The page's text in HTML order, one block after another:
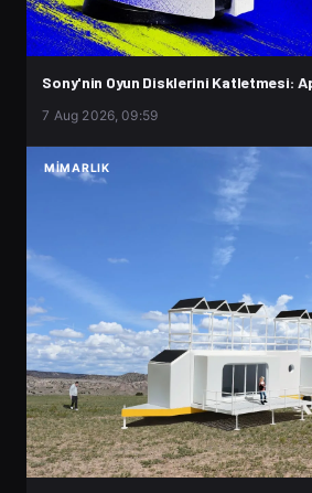
Sony'nin Oyun Disklerini Katletmesi:
7 Aug 2026, 09:59
MIMARLIK